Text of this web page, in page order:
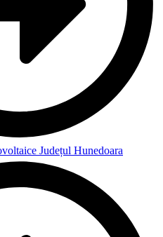
Județul Hunedoara